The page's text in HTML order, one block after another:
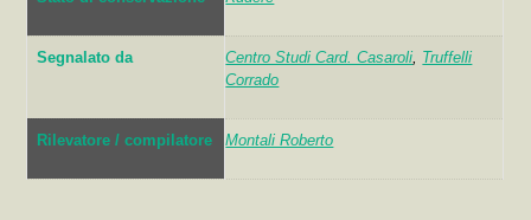
Segnalato da Centro Studi Card. Casaroli Truffelli
Corrado
Rilevatore / compilatore Montali Roberto